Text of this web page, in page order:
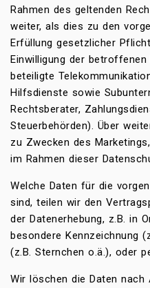
Rahmen des geltenden
weiter, als dies zu den
Erfüllung gesetzlicher
Einwilligung der
beteiligte
Hilfsdienste sowie
Rechtsberater,
Steuerbehörden). Über
zu Zwecken des
im Rahmen dieser
Welche Daten für die
sind, teilen wir den
der Datenerhebung, z.B. in
besondere Kennzeichnung
(z.B. Sternchen o.ä.), oder
Wir löschen die Daten